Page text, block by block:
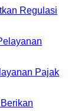
Regulasi
Pajak